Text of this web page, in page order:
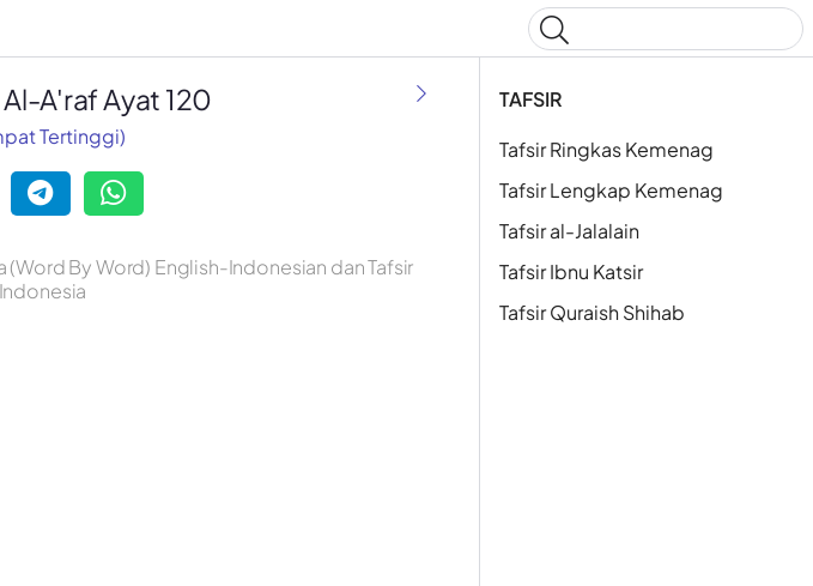
TAFSIR
Tafsir Ringkas Kemenag
Tafsir Lengkap Kemenag
Tafsir al-Jalalain
Tafsir Ibnu Katsir
Tafsir Quraish Shihab
A'raf Ayat 120
Tertinggi)
(Word By Word) English-Indonesian dan Tafsir